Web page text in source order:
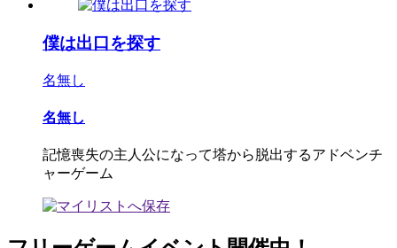
僕は出口を探す
名無し
名無し
記憶喪失の主人公になって塔から脱出するアドベンチ
ャーゲーム